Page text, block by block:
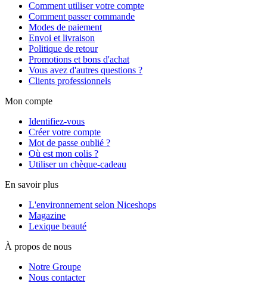
Comment utiliser votre compte
Comment passer commande
Modes de paiement
Envoi et livraison
Politique de retour
Promotions et bons d'achat
Vous avez d'autres questions ?
Clients professionnels
Mon compte
Identifiez-vous
Créer votre compte
Mot de passe oublié ?
Où est mon colis ?
Utiliser un chèque-cadeau
En savoir plus
L'environnement selon Niceshops
Magazine
Lexique beauté
À propos de nous
Notre Groupe
Nous contacter